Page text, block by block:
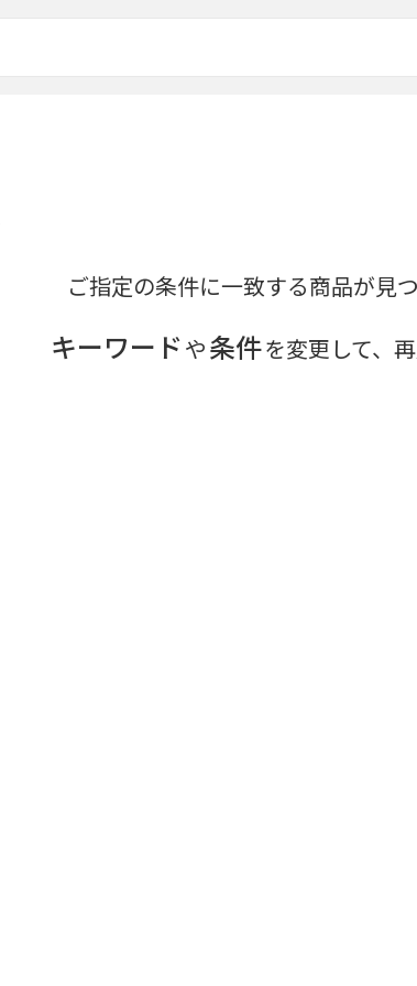
ご指定の条件に一致する商品が見
キーワードや条件を変更して、